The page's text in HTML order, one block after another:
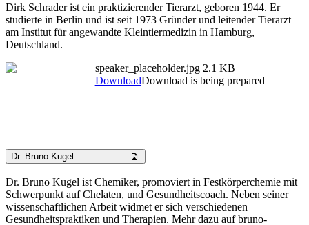
Dirk Schrader ist ein praktizierender Tierarzt, geboren 1944. Er
studierte in Berlin und ist seit 1973 Gründer und leitender Tierarzt
am Institut für angewandte Kleintiermedizin in Hamburg,
Deutschland.
speaker_placeholder.jpg 2.1 KB
DownloadDownload is being prepared
Dr. Bruno Kugel
Dr. Bruno Kugel ist Chemiker, promoviert in Festkörperchemie mit
Schwerpunkt auf Chelaten, und Gesundheitscoach. Neben seiner
wissenschaftlichen Arbeit widmet er sich verschiedenen
Gesundheitspraktiken und Therapien. Mehr dazu auf bruno-